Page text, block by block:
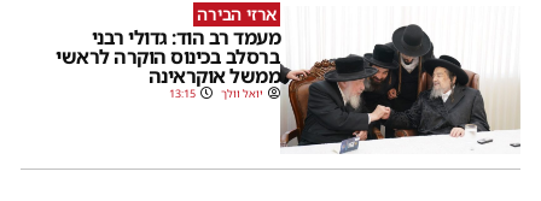
ארזי הבירה
מעמד רב הוד: גדולי רבני
ברסלב בכינוס הוקרה לראשי
ממשל אוקראינה
יואל וולך 13:15